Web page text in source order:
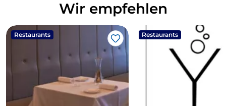
Wir empfehlen
Restaurants
Like
Restaurants